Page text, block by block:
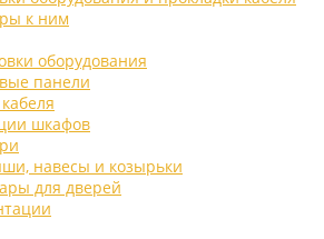
к ним
оборудования
панели
шкафов
навесы и козырьки
для дверей